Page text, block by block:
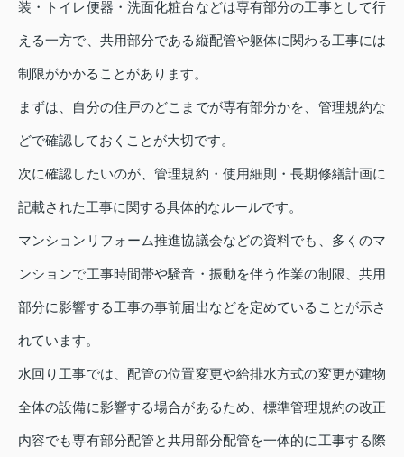
装・トイレ便器・洗面化粧台などは専有部分の工事として行
える一方で、共用部分である縦配管や躯体に関わる工事には
制限がかかることがあります。
まずは、自分の住戸のどこまでが専有部分かを、管理規約な
どで確認しておくことが大切です。
次に確認したいのが、管理規約・使用細則・長期修繕計画に
記載された工事に関する具体的なルールです。
マンションリフォーム推進協議会などの資料でも、多くのマ
ンションで工事時間帯や騒音・振動を伴う作業の制限、共用
部分に影響する工事の事前届出などを定めていることが示さ
れています。
水回り工事では、配管の位置変更や給排水方式の変更が建物
全体の設備に影響する場合があるため、標準管理規約の改正
内容でも専有部分配管と共用部分配管を一体的に工事する際